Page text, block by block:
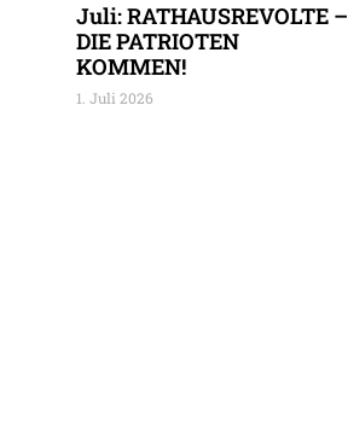
Juli: RATHAUSREVOLTE –
DIE PATRIOTEN
KOMMEN!
1. Juli 2026